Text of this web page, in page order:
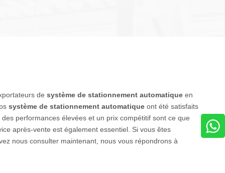
de système de stationnement automatique en
système de stationnement automatique ont été satisfaits
performances élevées et un prix compétitif sont ce que
après-vente est également essentiel. Si vous êtes
nous consulter maintenant, nous vous répondrons à